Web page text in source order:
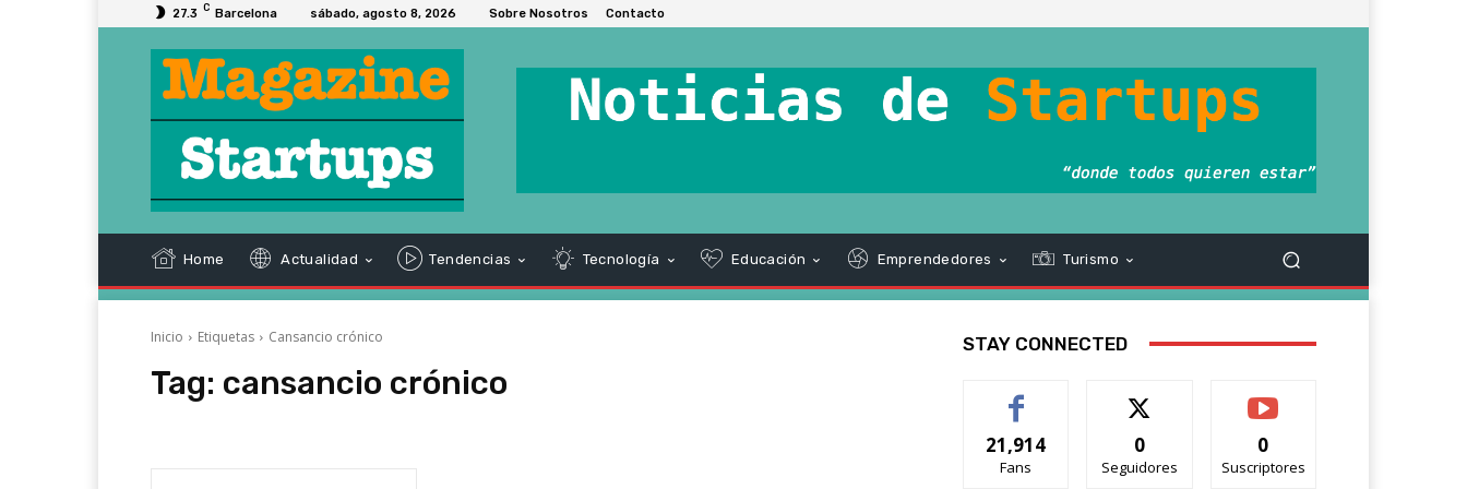
27.3 C Barcelona sábado, agosto 8, 2026 Sobre Nosotros Contacto
Home Actualidad Tendencias Tecnología Educación Emprendedores Turismo
Inicio Etiquetas Cansancio crónico
Tag: cansancio crónico
STAY CONNECTED
21,914
Fans
0
Seguidores
0
Suscriptores